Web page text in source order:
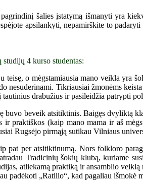
šalies įstatymą išmanyti yra
apsilankyti, nepamirškite to
studijų 4 kurso studentas:
teisę, o mėgstamiausia mano veikla yra
nesuderinami. Tikriausiai žmonėms
drabužius ir pasileidžia patrypti
buvo beveik atsitiktinis. Baigęs dvyliktą
ir praktiškos (kaip mano mama ir aš
Rugsėjo pirmąją sutikau Vilniaus
pat per atsitiktinumą. Nors folkloro
Tradicinių šokių klubą, kuriame
atliekamą praktiką ir ansamblio
padėkoti „Ratilio“, kad pagaliau išmokė